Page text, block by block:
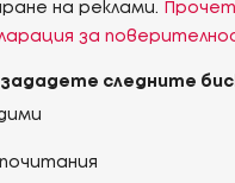
на реклами.
за
следните